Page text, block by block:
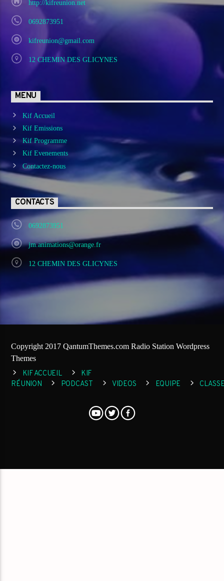
http://kifreunion.net
0692873951
kifreunion@gmail.com
12 CHEMIN DES GLICYNES
MENU
Kif Accueil
Kif Emissions
Kif Programme
Kif Evenements
Contactez-nous
CONTACTS
0692873951
jm.animations@orange.fr
12 CHEMIN DES GLICYNES
Copyright 2017 QantumThemes.com Radio Station Wordpress
Themes
KIF ACCUEIL
KIF
RÉUNION
PODCAST VIDEOS EQUIPE